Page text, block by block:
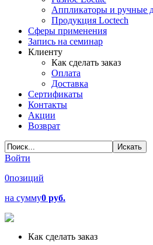
Аппликаторы и ручные
Продукция Loctech
Сферы применения
Запись на семинар
Клиенту
Как сделать заказ
Оплата
Доставка
Сертификаты
Контакты
Акции
Возврат
Войти
0позиций
на сумму0 руб.
Как сделать заказ